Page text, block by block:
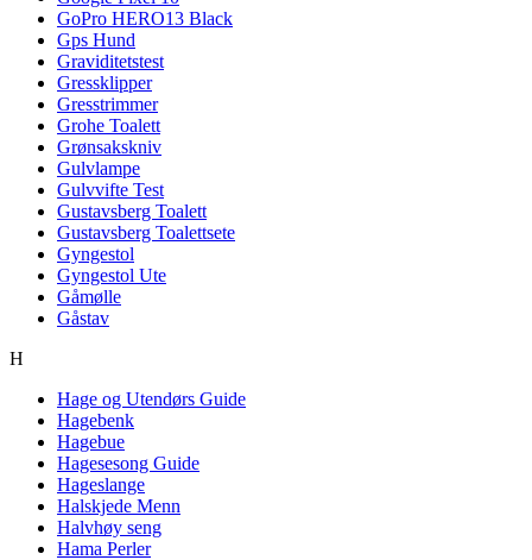
GoPro HERO13 Black
Gps Hund
Graviditetstest
Gressklipper
Gresstrimmer
Grohe Toalett
Grønsakskniv
Gulvlampe
Gulvvifte Test
Gustavsberg Toalett
Gustavsberg Toalettsete
Gyngestol
Gyngestol Ute
Gåmølle
Gåstav
H
Hage og Utendørs Guide
Hagebenk
Hagebue
Hagesesong Guide
Hageslange
Halskjede Menn
Halvhøy seng
Hama Perler